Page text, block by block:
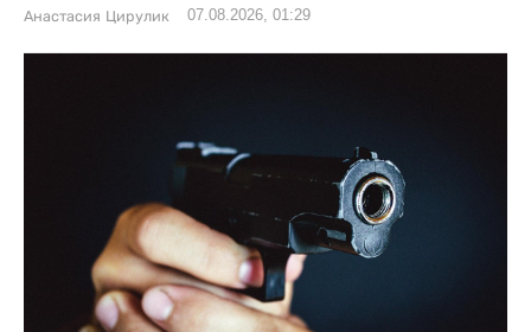
Анастасия Цирулик 07.08.2026, 01:29